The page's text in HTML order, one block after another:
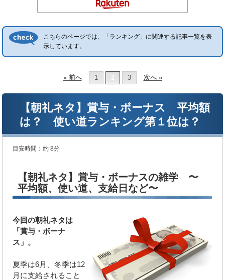
こちらのページでは、「ランキング」に関連する記事一覧を表
示しています。
« 前へ 1 2 3 次へ »
【朝礼ネタ】賞与・ボーナス 平均額
は？ 使い道ランキング第１位は？
目安時間：約 8分
【朝礼ネタ】賞与・ボーナスの雑学 〜
平均額、使い道、支給日など〜
今回の朝礼ネタは
「賞与・ボーナ
ス」。
夏季は6月、冬季は12
月に支給されること